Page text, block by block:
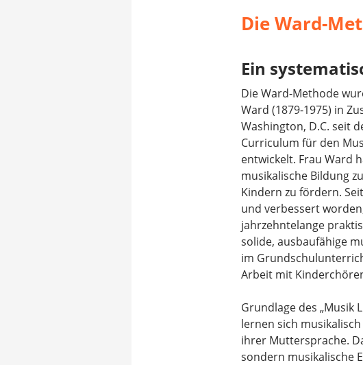
Die Ward-
Ein
Die Ward-Methode
Ward (1879-1975) in
Washington, D.C. seit
Curriculum für den
entwickelt. Frau Ward
musikalische Bildung
Kindern zu fördern.
und verbessert
jahrzehntelange
solide, ausbaufähige
im
Arbeit mit
Grundlage des „Musik
lernen sich
ihrer Muttersprache.
sondern musikalische